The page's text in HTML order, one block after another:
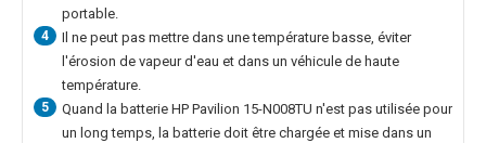
portable.
4
Il ne peut pas mettre dans une température basse, éviter
l'érosion de vapeur d'eau et dans un véhicule de haute
température.
5 Quand la batterie HP Pavilion 15-N008TU n'est pas utilisée pour
un long temps, la batterie doit être chargée et mise dans un